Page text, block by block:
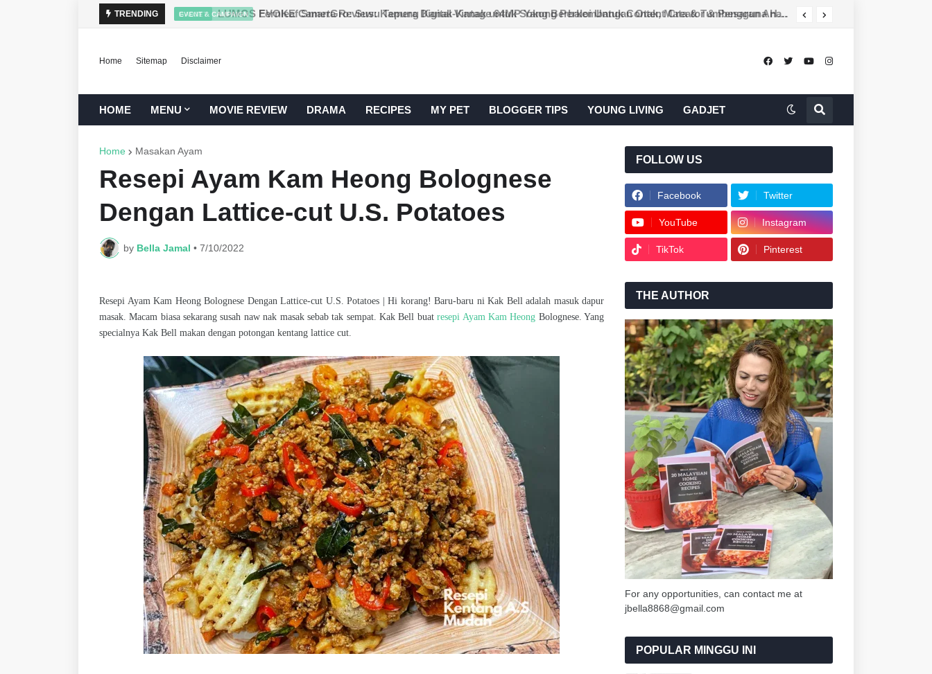
TRENDING GADJET LUMOS EVOKE Camera Review: Kamera Digital Vintage 64MP Yang Berbaloi Untuk Content Creator & Pengguna Harian
Home Sitemap Disclaimer
HOME MENU MOVIE REVIEW DRAMA RECIPES MY PET BLOGGER TIPS YOUNG LIVING GADJET
Home Masakan Ayam
Resepi Ayam Kam Heong Bolognese
Dengan Lattice-cut U.S. Potatoes
by Bella Jamal • 7/10/2022
Resepi Ayam Kam Heong Bolognese Dengan Lattice-cut U.S. Potatoes | Hi korang! Baru-baru ni Kak Bell adalah masuk dapur
masak. Macam biasa sekarang susah naw nak masak sebab tak sempat. Kak Bell buatresepi Ayam Kam Heong Bolognese. Yang
specialnya Kak Bell makan dengan potongan kentang lattice cut.
FOLLOW US
Facebook Twitter
YouTube Instagram
TikTok Pinterest
THE AUTHOR
For any opportunities, can contact me at
jbella8868@gmail.com
POPULAR MINGGU INI